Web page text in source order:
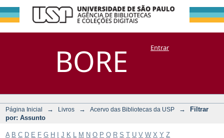
BORE
Filtrar por:
Assunto
DSpace/Manakin + CoriscoEntrar
Página Inicial → Livros → Acervo das Bibliotecas da USP →
Filtrar
por: Assunto
A B C D E F G H J K M N O P Q R S T U V W X Y Z